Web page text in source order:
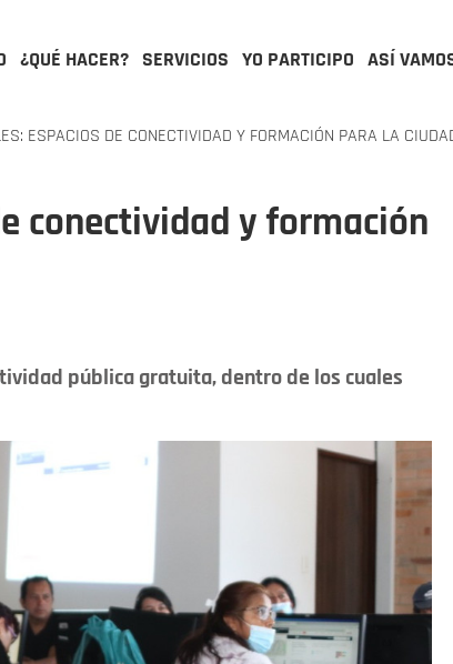
¿QUÉ HACER? SERVICIOS YO PARTICIPO ASÍ
ESPACIOS DE CONECTIVIDAD Y FORMACIÓN PARA LA
conectividad y formación
pública gratuita, dentro de los cuales